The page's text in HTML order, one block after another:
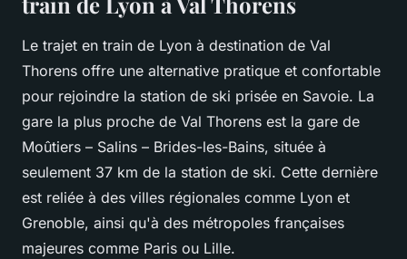
Le trajet en train de Lyon à destination de Val
Thorens offre une alternative pratique et confortable
pour rejoindre la station de ski prisée en Savoie. La
gare la plus proche de Val Thorens est la gare de
Moûtiers – Salins – Brides-les-Bains, située à
seulement 37 km de la station de ski. Cette dernière
est reliée à des villes régionales comme Lyon et
Grenoble, ainsi qu'à des métropoles françaises
majeures comme Paris ou Lille.